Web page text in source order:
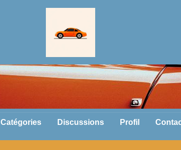
Catégories Discussions Profil